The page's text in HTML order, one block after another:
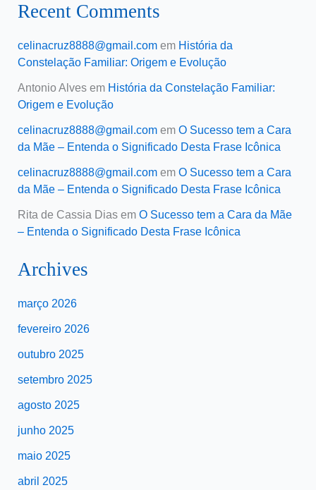
Recent Comments
celinacruz8888@gmail.comem História da
Constelação Familiar: Origem e Evolução
Antonio Alvesem História da Constelação Familiar:
Origem e Evolução
celinacruz8888@gmail.comem O Sucesso tem a Cara
da Mãe – Entenda o Significado Desta Frase Icônica
celinacruz8888@gmail.comem O Sucesso tem a Cara
da Mãe – Entenda o Significado Desta Frase Icônica
Rita de Cassia Diasem O Sucesso tem a Cara da Mãe
– Entenda o Significado Desta Frase Icônica
Archives
março 2026
fevereiro 2026
outubro 2025
setembro 2025
agosto 2025
junho 2025
maio 2025
abril 2025